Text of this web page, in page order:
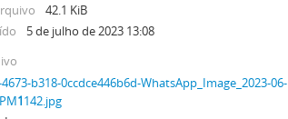
42.1 KiB
5 de julho de 2023 13:08
b318-0ccdce446b6d-WhatsApp_Image_2023-06-
1142.jpg